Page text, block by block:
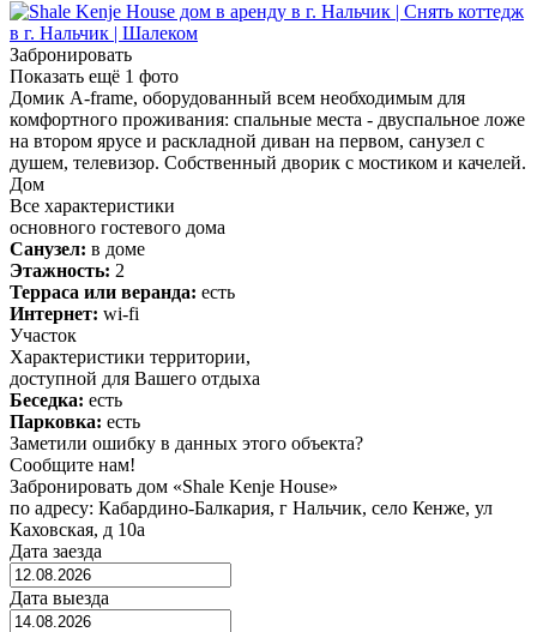
Забронировать
Показать ещё 1 фото
Домик A-frame, оборудованный всем необходимым для
комфортного проживания: спальные места - двуспальное ложе
на втором ярусе и раскладной диван на первом, санузел с
душем, телевизор. Собственный дворик с мостиком и качелей.
Дом
Все характеристики
основного гостевого дома
Санузел: в доме
Этажность: 2
Терраса или веранда: есть
Интернет: wi-fi
Участок
Характеристики территории,
доступной для Вашего отдыха
Беседка: есть
Парковка: есть
Заметили ошибку в данных этого объекта?
Сообщите нам!
Забронировать дом «Shale Kenje House»
по адресу: Кабардино-Балкария, г Нальчик, село Кенже, ул
Каховская, д 10а
Дата заезда
Дата выезда